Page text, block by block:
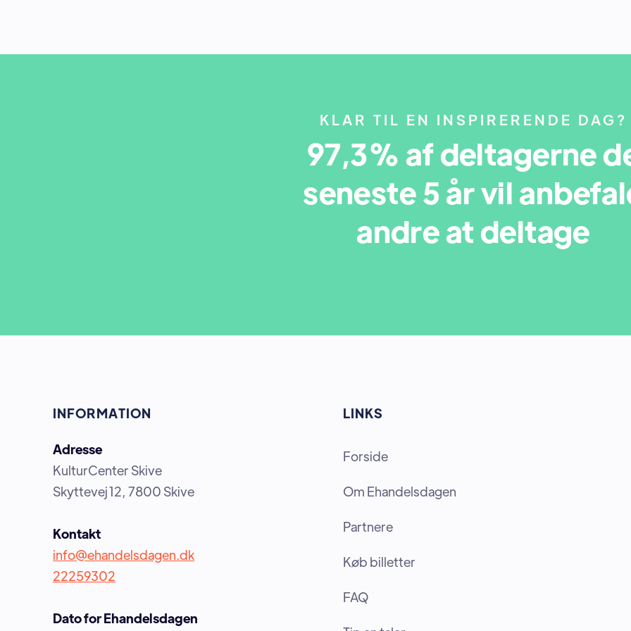
KLAR TIL EN INSPIRERENDE DAG?
97,3% af deltagerne
seneste 5 år vil
andre at deltage
INFORMATION
Adresse
KulturCenter Skive
Skyttevej 12, 7800 Skive
Kontakt
info@ehandelsdagen.dk
22259302
Dato for Ehandelsdagen
LINKS
Forside
Om Ehandelsdagen
Partnere
Køb billetter
FAQ